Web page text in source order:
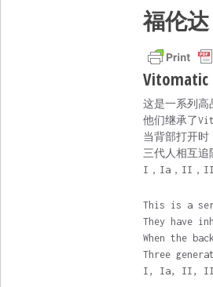
福伦达
Vitomatic
这是一系列高
他们继承了
当背部打开时
三代人相互追
I，Ia，II，
This is a
They have
When the
Three
I, Ia, II, IIa